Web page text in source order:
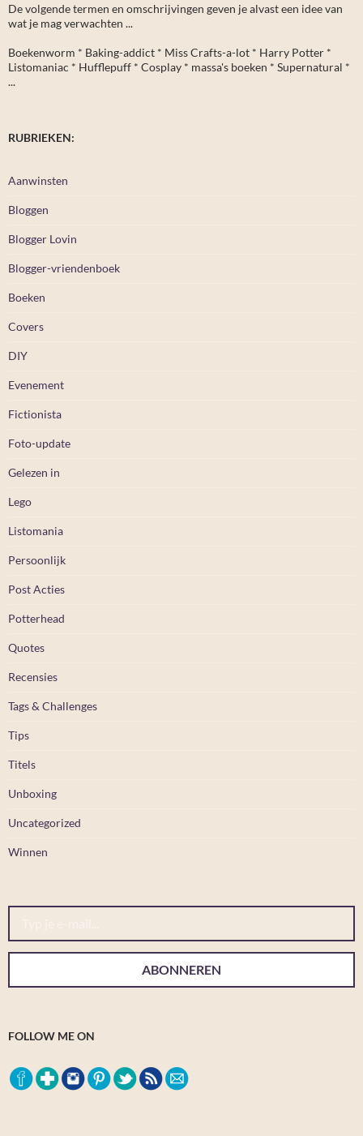
De volgende termen en omschrijvingen geven je alvast een idee van
wat je mag verwachten ...
Boekenworm * Baking-addict * Miss Crafts-a-lot * Harry Potter *
Listomaniac * Hufflepuff * Cosplay * massa's boeken * Supernatural *
...
RUBRIEKEN:
Aanwinsten
Bloggen
Blogger Lovin
Blogger-vriendenboek
Boeken
Covers
DIY
Evenement
Fictionista
Foto-update
Gelezen in
Lego
Listomania
Persoonlijk
Post Acties
Potterhead
Quotes
Recensies
Tags & Challenges
Tips
Titels
Unboxing
Uncategorized
Winnen
Typ je e-mail...
ABONNEREN
FOLLOW ME ON